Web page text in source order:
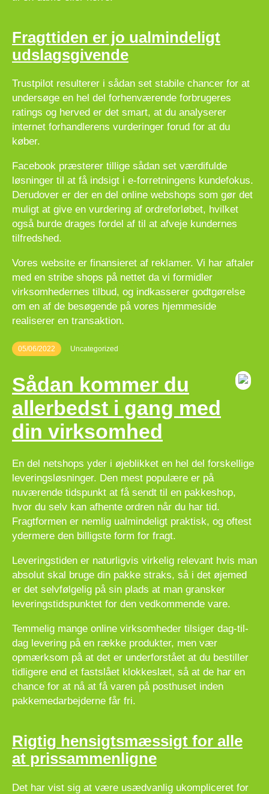
Fragttiden er jo ualmindeligt
udslagsgivende
Trustpilot resulterer i sådan set stabile chancer for at
undersøge en hel del forhenværende forbrugeres
ratings og herved er det smart, at du analyserer
internet forhandlerens vurderinger forud for at du
køber.
Facebook præsterer tillige sådan set værdifulde
løsninger til at få indsigt i e-forretningens kundefokus.
Derudover er der en del online webshops som gør det
muligt at give en vurdering af ordreforløbet, hvilket
også burde drages fordel af til at afveje kundernes
tilfredshed.
Vores website er finansieret af reklamer. Vi har aftaler
med en stribe shops på nettet da vi formidler
virksomhedernes tilbud, og indkasserer godtgørelse
om en af de besøgende på vores hjemmeside
realiserer en transaktion.
05/06/2022 Uncategorized
Sådan kommer du
allerbedst i gang med
din virksomhed
En del netshops yder i øjeblikket en hel del forskellige
leveringsløsninger. Den mest populære er på
nuværende tidspunkt at få sendt til en pakkeshop,
hvor du selv kan afhente ordren når du har tid.
Fragtformen er nemlig ualmindeligt praktisk, og oftest
ydermere den billigste form for fragt.
Leveringstiden er naturligvis virkelig relevant hvis man
absolut skal bruge din pakke straks, så i det øjemed
er det selvfølgelig på sin plads at man gransker
leveringstidspunktet for den vedkommende vare.
Temmelig mange online virksomheder tilsiger dag-til-
dag levering på en række produkter, men vær
opmærksom på at det er underforstået at du bestiller
tidligere end et fastslået klokkeslæt, så at de har en
chance for at nå at få varen på posthuset inden
pakkemedarbejderne får fri.
Rigtig hensigtsmæssigt for alle
at prissammenligne
Det har vist sig at være usædvanlig ukompliceret for